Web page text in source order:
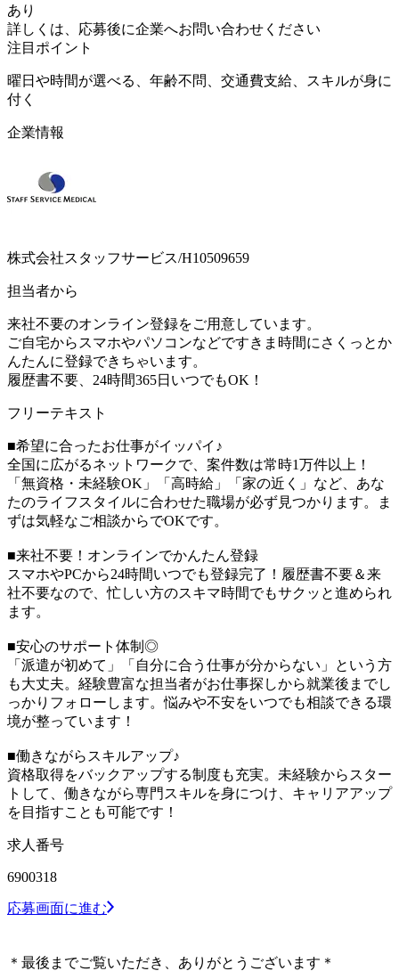
あり
詳しくは、応募後に企業へお問い合わせください
注目ポイント
曜日や時間が選べる、年齢不問、交通費支給、スキルが身に
付く
企業情報
株式会社スタッフサービス/H10509659
担当者から
来社不要のオンライン登録をご用意しています。
ご自宅からスマホやパソコンなどですきま時間にさくっとか
んたんに登録できちゃいます。
履歴書不要、24時間365日いつでもOK！
フリーテキスト
■希望に合ったお仕事がイッパイ♪
全国に広がるネットワークで、案件数は常時1万件以上！
「無資格・未経験OK」「高時給」「家の近く」など、あな
たのライフスタイルに合わせた職場が必ず見つかります。ま
ずは気軽なご相談からでOKです。
■来社不要！オンラインでかんたん登録
スマホやPCから24時間いつでも登録完了！履歴書不要＆来
社不要なので、忙しい方のスキマ時間でもサクッと進められ
ます。
■安心のサポート体制◎
「派遣が初めて」「自分に合う仕事が分からない」という方
も大丈夫。経験豊富な担当者がお仕事探しから就業後までし
っかりフォローします。悩みや不安をいつでも相談できる環
境が整っています！
■働きながらスキルアップ♪
資格取得をバックアップする制度も充実。未経験からスター
トして、働きながら専門スキルを身につけ、キャリアアップ
を目指すことも可能です！
求人番号
6900318
応募画面に進む
＊最後までご覧いただき、ありがとうございます＊